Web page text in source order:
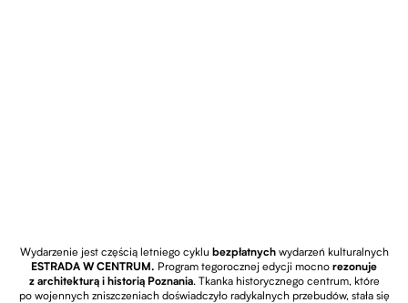
Wydarzenie jest częścią letniego cyklu bezpłatnychwydarzeń kulturalnych
ESTRADA W CENTRUM. Program tegorocznej edycji mocno rezonuje
z architekturą i historią Poznania. Tkanka historycznego centrum, które
po wojennych zniszczeniach doświadczyło radykalnych przebudów, stała się